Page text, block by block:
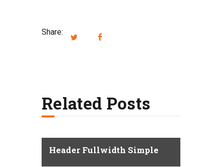
Share:
Related Posts
Header Fullwidth Simple